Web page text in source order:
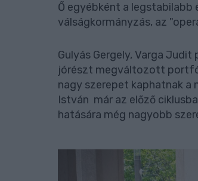
Ő egyébként a legstabilabb
válságkormányzás, az
Gulyás Gergely, Varga
jórészt megváltozott
nagy szerepet kaphatnak
István már az előző
hatására még nagyobb